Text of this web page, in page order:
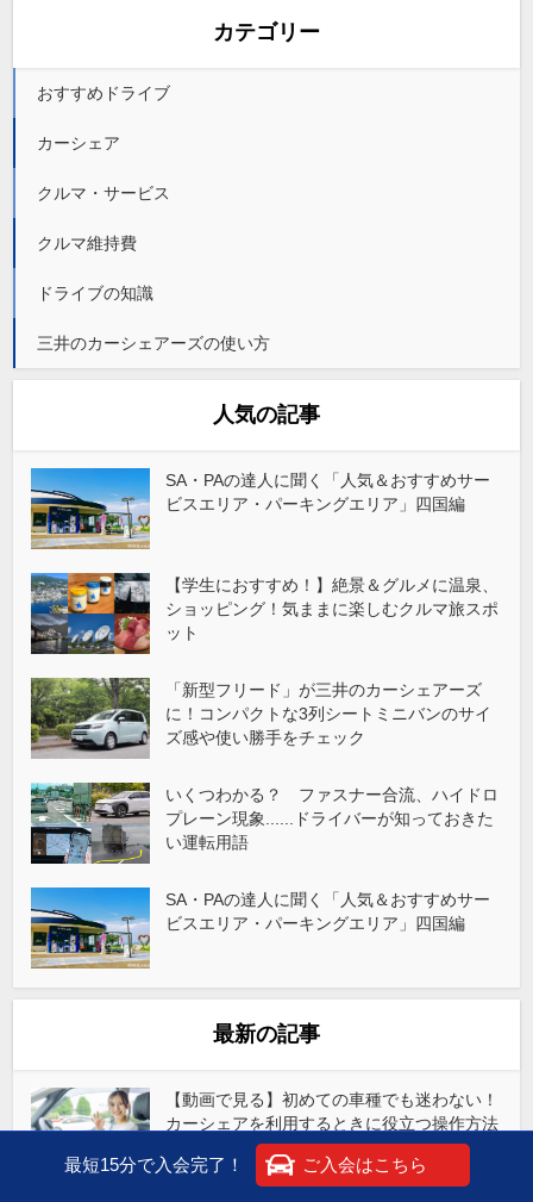
カテゴリー
おすすめドライブ
カーシェア
クルマ・サービス
クルマ維持費
ドライブの知識
三井のカーシェアーズの使い方
人気の記事
SA・PAの達人に聞く「人気＆おすすめサー
ビスエリア・パーキングエリア」四国編
【学生におすすめ！】絶景＆グルメに温泉、
ショッピング！気ままに楽しむクルマ旅スポ
ット
「新型フリード」が三井のカーシェアーズ
に！コンパクトな3列シートミニバンのサイ
ズ感や使い勝手をチェック
いくつわかる？ ファスナー合流、ハイドロ
プレーン現象......ドライバーが知っておきた
い運転用語
SA・PAの達人に聞く「人気＆おすすめサー
ビスエリア・パーキングエリア」四国編
最新の記事
【動画で見る】初めての車種でも迷わない！
カーシェアを利用するときに役立つ操作方法
2026年7月23日
最短15分で入会完了！ ご入会はこちら